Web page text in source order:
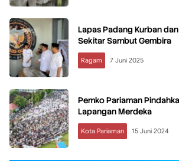
Lapas Padang Kurban
Sekitar Sambut Gembira
Ragam 7 Juni 2025
Pemko Pariaman
Lapangan Merdeka
Kota Pariaman 15 Juni 2024